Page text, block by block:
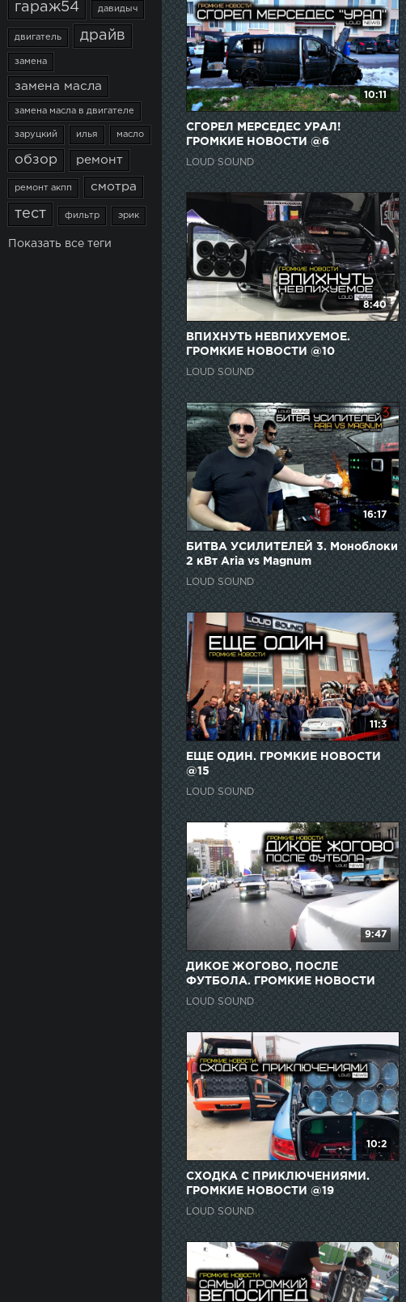
гараж54 давидыч
двигатель драйв
замена
замена масла
замена масла в двигателе
заруцкий илья масло
обзор ремонт
ремонт акпп смотра
тест фильтр эрик
Показать все теги
10:11
СГОРЕЛ МЕРСЕДЕС УРАЛ!
ГРОМКИЕ НОВОСТИ @6
LOUD SOUND
8:40
ВПИХНУТЬ НЕВПИХУЕМОЕ.
ГРОМКИЕ НОВОСТИ @10
LOUD SOUND
16:17
БИТВА УСИЛИТЕЛЕЙ 3. Моноблоки
2 кВт Aria vs Magnum
LOUD SOUND
11:3
ЕЩЕ ОДИН. ГРОМКИЕ НОВОСТИ
@15
LOUD SOUND
9:47
ДИКОЕ ЖОГОВО, ПОСЛЕ
ФУТБОЛА. ГРОМКИЕ НОВОСТИ
@17
LOUD SOUND
10:2
СХОДКА С ПРИКЛЮЧЕНИЯМИ.
ГРОМКИЕ НОВОСТИ @19
LOUD SOUND